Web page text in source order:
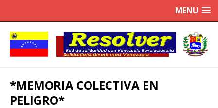
MENU
*MEMORIA COLECTIVA EN
PELIGRO*